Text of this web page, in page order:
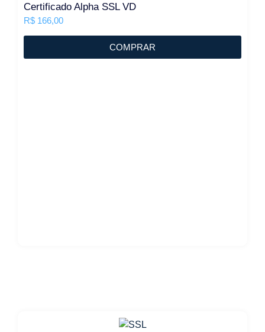
Certificado Alpha SSL VD
R$ 166,00
COMPRAR